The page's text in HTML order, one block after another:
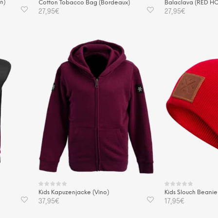
Cotton Tobacco Bag (Bordeaux)
27,95€
Balaclava (RED
27,95€
Kids Kapuzenjacke (Vino)
37,95€
Kids Slouch
17,95€